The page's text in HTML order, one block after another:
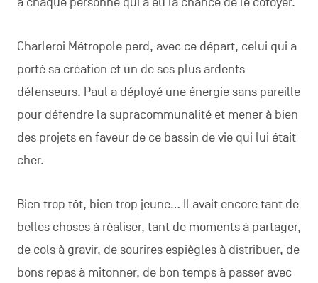
Charleroi Métropole perd, avec ce départ, celui qui a
porté sa création et un de ses plus ardents
défenseurs. Paul a déployé une énergie sans pareille
pour défendre la supracommunalité et mener à bien
des projets en faveur de ce bassin de vie qui lui était
cher.
Bien trop tôt, bien trop jeune… Il avait encore tant de
belles choses à réaliser, tant de moments à partager,
de cols à gravir, de sourires espiègles à distribuer, de
bons repas à mitonner, de bon temps à passer avec